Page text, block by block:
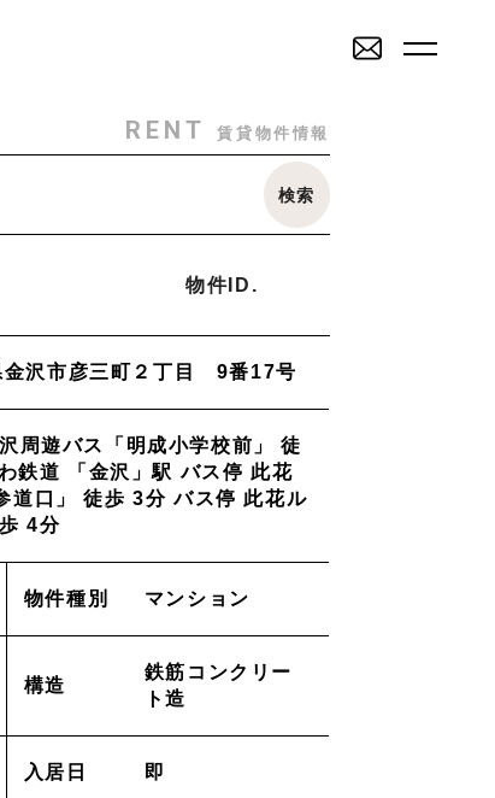
INVESTMENT
投資物件一覧
Staff _スタッフ
物件を売りたい方へ
採用情報
_お問い合わせ
_解約申し込み
賃貸物件一覧
トランクルーム
2LDK 3K/3DK/3LDK 4K/4DK/4LDK
(野々市方面) 北部(東金沢方面)
中部(金沢駅/県庁方面)
西部(西金沢/西インター) その他
小松市
売買物件一覧
RENT 賃貸物件情報
検索
物件ID.
沢市彦三町２丁目 9番17号
周遊バス「明成小学校前」 徒
鉄道 「金沢」駅 バス停 此花
道口」 徒歩 3分 バス停 此花ル
4分
物件種別 マンション
構造
鉄筋コンクリー
ト造
入居日 即